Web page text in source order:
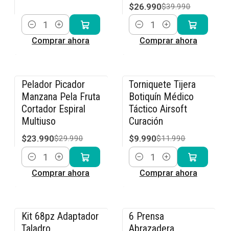
Cantidad
Comprar ahora
$26.990$39.990
Cantidad
Comprar ahora
-20% OFF
Pelador Picador
Manzana Pela Fruta
Cortador Espiral
Multiuso
$23.990$29.990
Cantidad
Comprar ahora
-17% OFF
Torniquete Tijera
Botiquín Médico
Táctico Airsoft
Curación
$9.990$11.990
Cantidad
Comprar ahora
-14% OFF
Kit 68pz Adaptador
-20% OFF
6 Prensa